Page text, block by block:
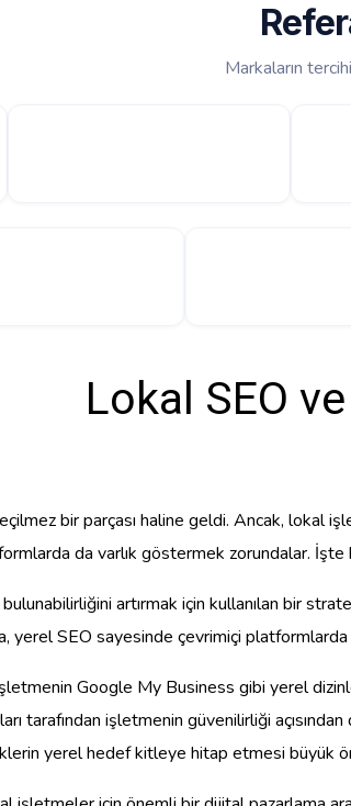
Markaların
Lokal SEO
bir parçası haline geldi. Ancak,
da varlık göstermek zorundalar.
artırmak için kullanılan bir
yerel SEO sayesinde çevrimiçi
işletmenin Google My Business gibi yerel
tarafından işletmenin güvenilirliği
yerel hedef kitleye hitap etmesi büyük